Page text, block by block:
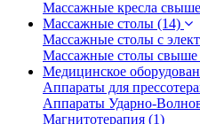
Массажные кресла
Массажные столы (14)
Массажные столы с
Массажные столы свыше
Медицинское
Аппараты для
Аппараты Ударно-
Магнитотерапия (1)